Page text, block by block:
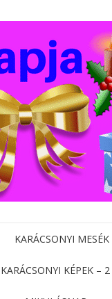
KARÁCSONYI MESÉK
KARÁCSONYI KÉPEK – 2